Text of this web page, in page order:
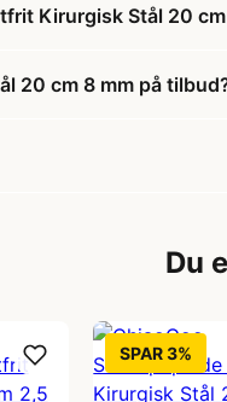
Kirurgisk Stål 20
20 cm 8 mm på
Du
SPAR 3%